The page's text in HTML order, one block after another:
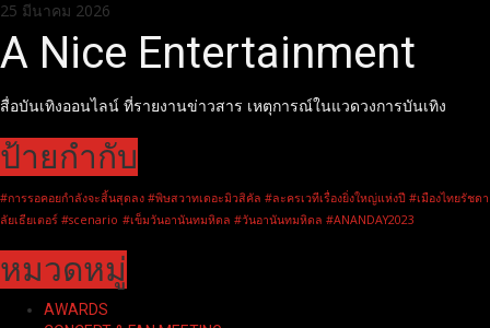
Skip
to
content
25 มีนาคม 2026
A Nice Entertainment
สื่อบันเทิงออนไลน์ ที่รายงานข่าวสาร เหตุการณ์ในแวดวงการบันเทิง
ป้ายกำกับ
#การรอคอยกำลังจะสิ้นสุดลง #พิษสวาทเดอะมิวสิคัล #ละครเวทีเรื่องยิ่งใหญ่แห่งปี #เมืองไทยรัชดา
ลัยเธียเตอร์ #scenario #เข็มวันอานันทมหิดล #วันอานันทมหิดล #ANANDAY2023
หมวดหมู่
AWARDS